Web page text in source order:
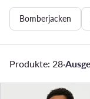
Bomberjacken
Produkte: 28·